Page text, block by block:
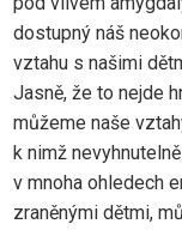
dostupný náš
vztahu s našimi
Jasně, že to nejde
můžeme naše
k nimž
v mnoha ohledech
zraněnými dětmi,